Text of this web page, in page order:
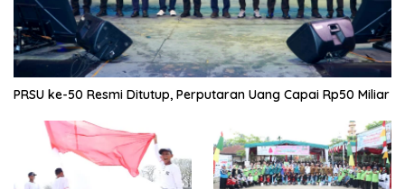
PRSU ke-50 Resmi Ditutup, Perputaran Uang Capai Rp50 Miliar